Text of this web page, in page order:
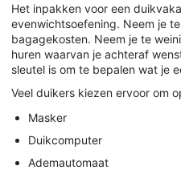
Het inpakken voor een
evenwichtsoefening. Neem je
bagagekosten. Neem je te
huren waarvan je achteraf
sleutel is om te bepalen wat je
Veel duikers kiezen ervoor om
Masker
Duikcomputer
Ademautomaat